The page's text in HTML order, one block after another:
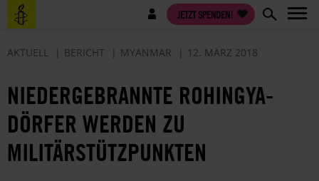
Direkt
zum
Benutzermenü JETZT SPENDEN!
AKTUELL BERICHT MYANMAR 12. MÄRZ 2018
NIEDERGEBRANNTE ROHINGYA-
DÖRFER WERDEN ZU
MILITÄRSTÜTZPUNKTEN